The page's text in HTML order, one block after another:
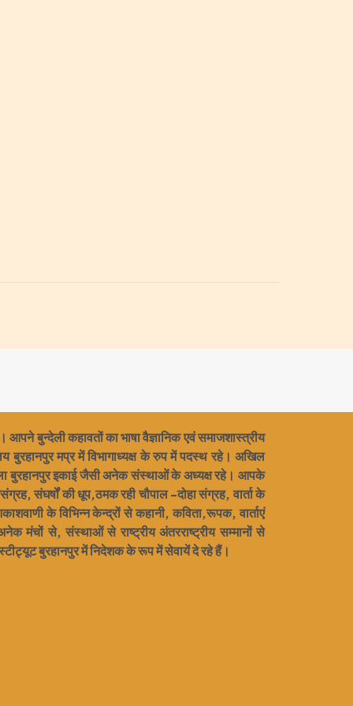
आपने बुन्देली कहावतों का भाषा वैज्ञानिक एवं समाजशास्त्रीय
बुरहानपुर मप्र में विभागाध्यक्ष के रुप में पदस्थ रहे। अखिल
बुरहानपुर इकाई जैसी अनेक संस्थाओं के अध्यक्ष रहे। आपके
संघर्षों की धूप,ठमक रही चौपाल -दोहा संग्रह, वार्ता के
के विभिन्न केन्द्रों से कहानी, कविता,रूपक, वार्ताएं
मंचों से, संस्थाओं से राष्ट्रीय अंतरराष्ट्रीय सम्मानों से
बुरहानपुर में निदेशक के रूप में सेवायें दे रहे हैं।